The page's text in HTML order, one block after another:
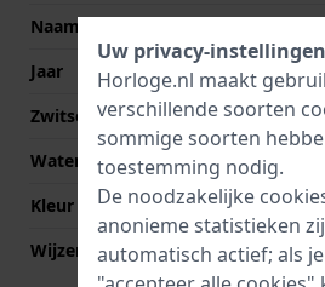
Naam
Jaar
2009
Zwitsers fabricaat
Nee
Waterdichtheid
5 Bar
Kleur wijzerplaat
Roze
Wijzer kleuren (u,m,s)
Uw privacy-instellingen
Horloge.nl maakt
verschillende soorten
sommige soorten
toestemming nodig.
De noodzakelijke
anonieme statistieken
automatisch actief; als